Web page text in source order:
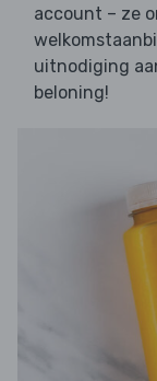
account – ze
uitnodiging
beloning!